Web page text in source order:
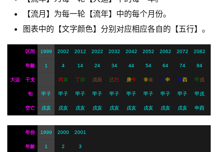
务
【流月】为每一轮【流年】中的每个月份。
图表中的【文字颜色】分别对应相应各自的【五行】。
大运
区间 1999 2002 2012 2022 2032 2042 2052 2062 2072 2082
年龄 1 4 14 24 34 44 54 64 74 84
干支 丙寅 丁卯 戊辰 己巳 庚午 辛未 壬申 癸酉 甲 戌
旬 甲子 甲子 甲子 甲子 甲子 甲子 甲子 甲子 甲子 甲戌
空亡 戌亥 戌亥 戌亥 戌亥 戌亥 戌亥 戌亥 戌亥 戌亥 申酉
年份 1999 2000 2001
年龄 1 2 3